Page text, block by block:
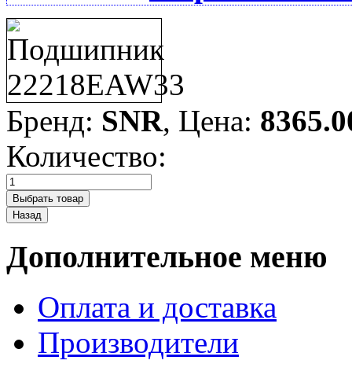
Бренд: SNR, Цена:
Количество:
Дополнительное меню
Оплата и доставка
Производители